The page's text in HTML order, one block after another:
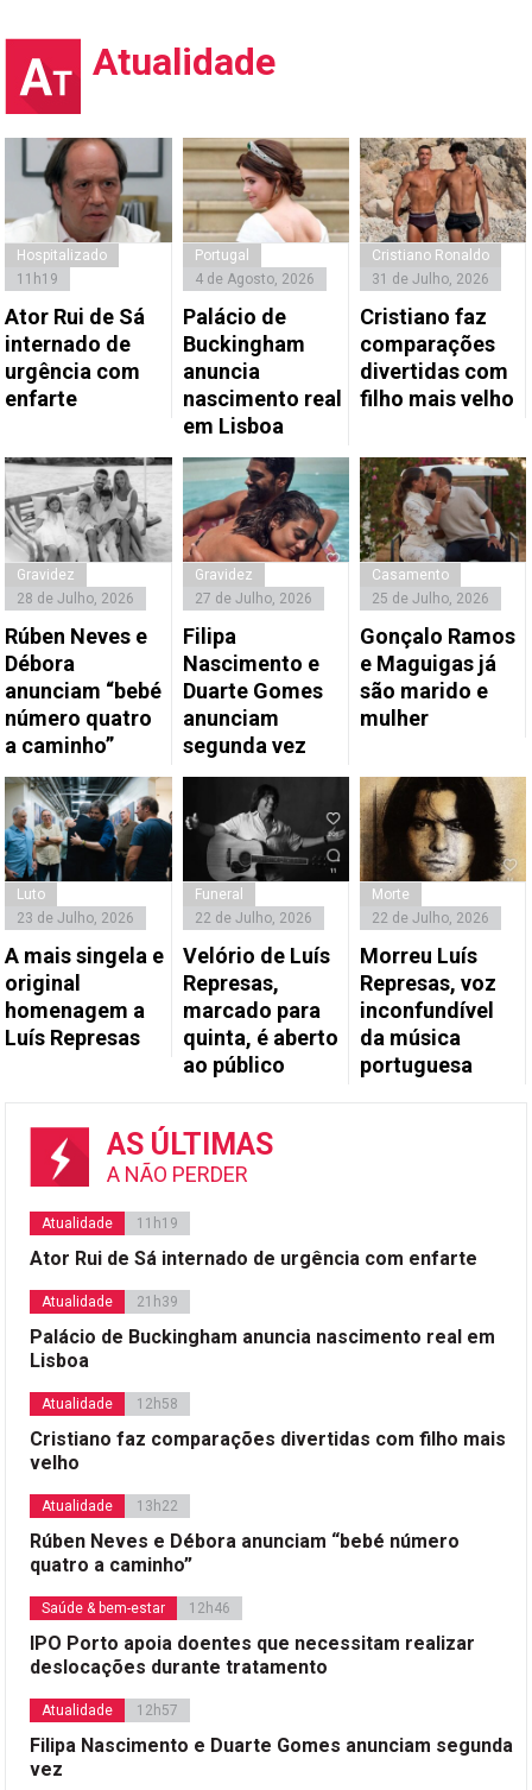
Atualidade
Hospitalizado
11h19
Ator Rui de Sá
internado de
urgência com
enfarte
Portugal
4 de Agosto, 2026
Palácio de
Buckingham
anuncia
nascimento real
em Lisboa
Cristiano Ronaldo
31 de Julho, 2026
Cristiano faz
comparações
divertidas com
filho mais velho
Gravidez
28 de Julho, 2026
Rúben Neves e
Débora
anunciam “bebé
número quatro
a caminho”
Gravidez
27 de Julho, 2026
Filipa
Nascimento e
Duarte Gomes
anunciam
segunda vez
Casamento
25 de Julho, 2026
Gonçalo Ramos
e Maguigas já
são marido e
mulher
Luto
23 de Julho, 2026
A mais singela e
original
homenagem a
Luís Represas
Funeral
22 de Julho, 2026
Velório de Luís
Represas,
marcado para
quinta, é aberto
ao público
Morte
22 de Julho, 2026
Morreu Luís
Represas, voz
inconfundível
da música
portuguesa
AS ÚLTIMAS
A NÃO PERDER
Atualidade 11h19
Ator Rui de Sá internado de urgência com enfarte
Atualidade 21h39
Palácio de Buckingham anuncia nascimento real em
Lisboa
Atualidade 12h58
Cristiano faz comparações divertidas com filho mais
velho
Atualidade 13h22
Rúben Neves e Débora anunciam “bebé número
quatro a caminho”
Saúde & bem-estar 12h46
IPO Porto apoia doentes que necessitam realizar
deslocações durante tratamento
Atualidade 12h57
Filipa Nascimento e Duarte Gomes anunciam segunda
vez